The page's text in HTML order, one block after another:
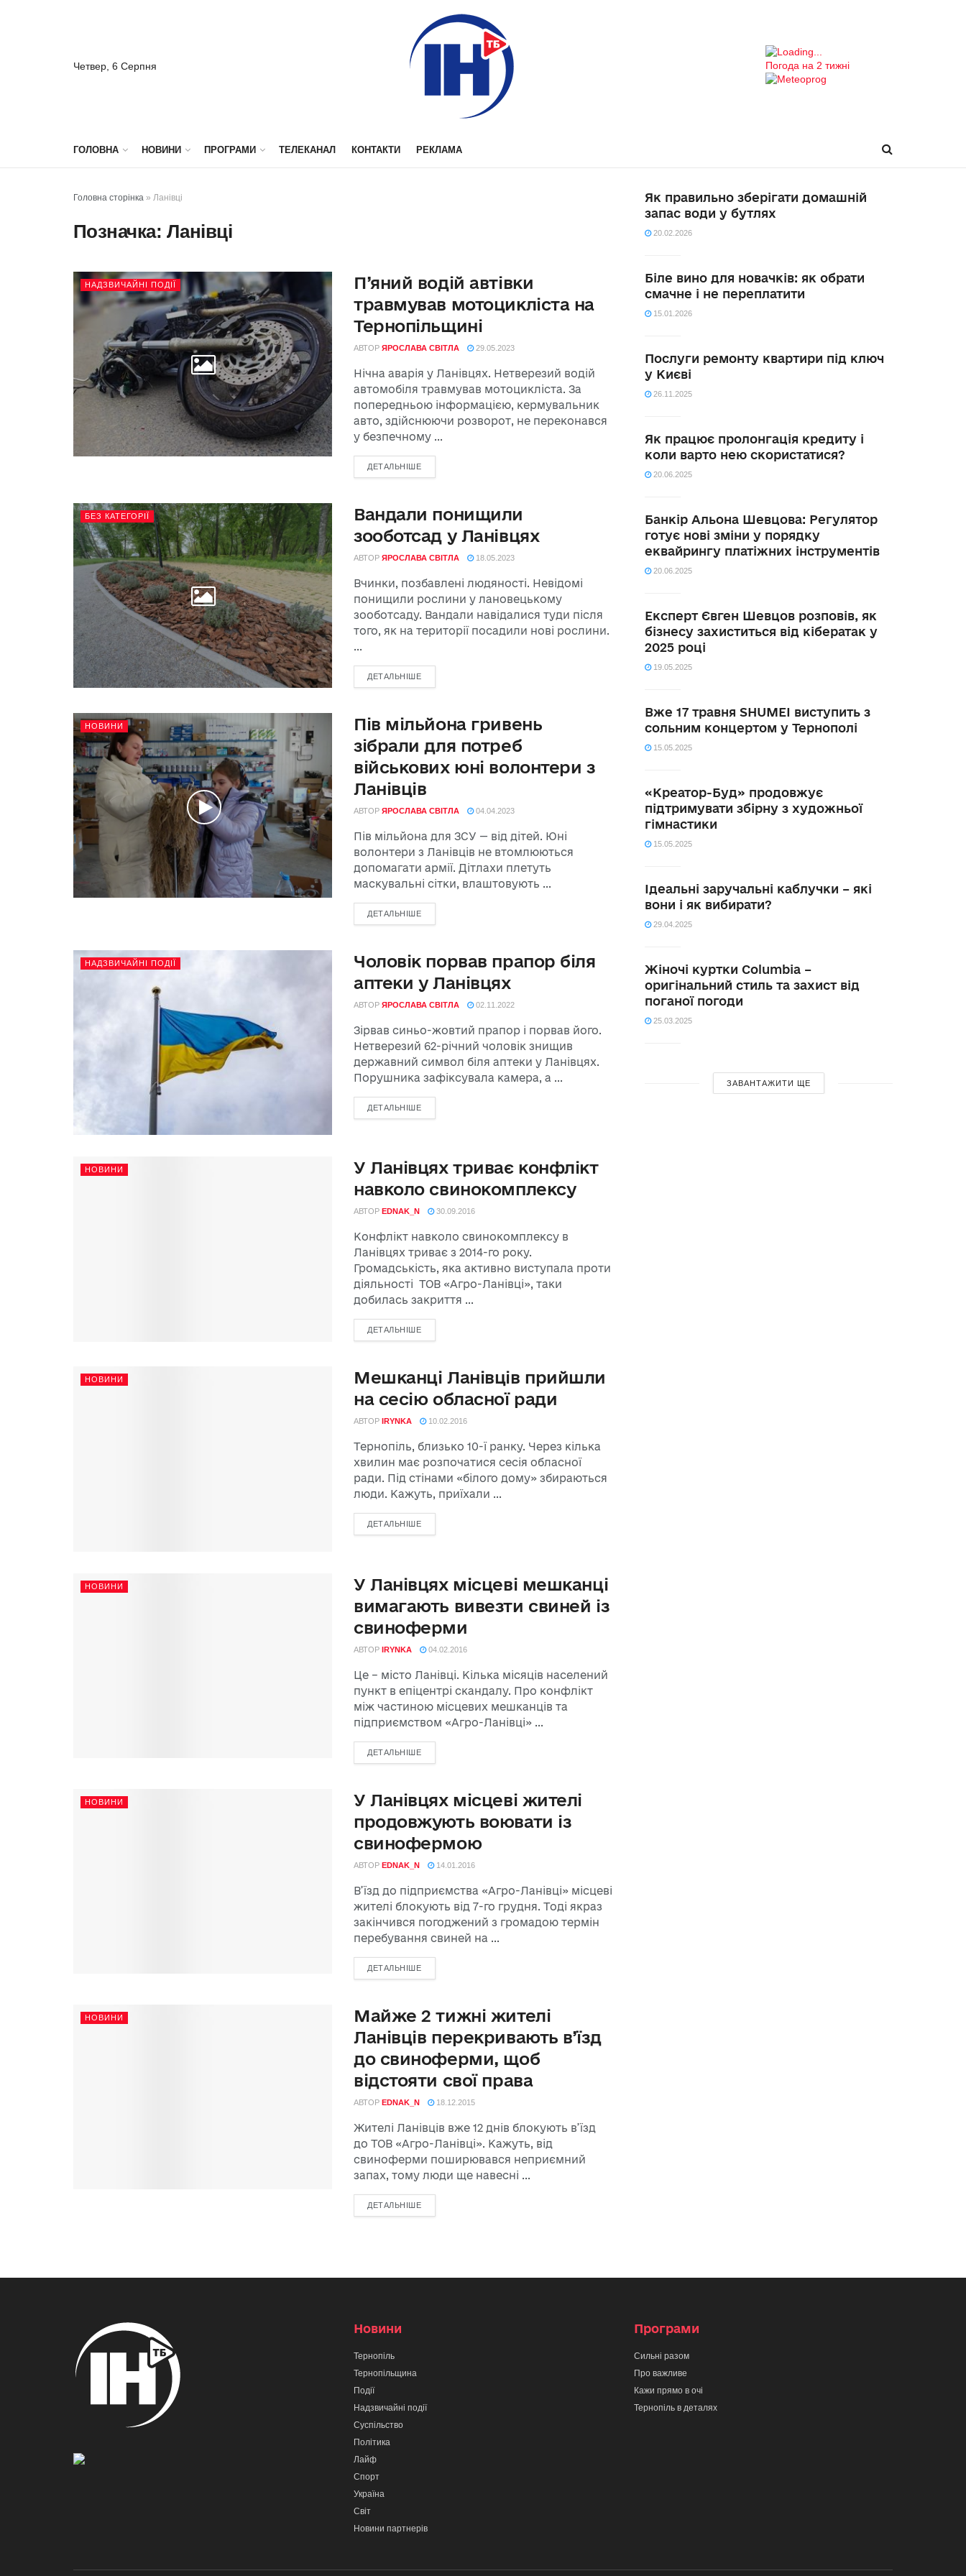
Четвер, 6 Серпня Погода на 2 тижні
ГОЛОВНА НОВИНИ ПРОГРАМИ ТЕЛЕКАНАЛ КОНТАКТИ РЕКЛАМА
Головна сторінка » Ланівці
Позначка: Ланівці
НАДЗВИЧАЙНІ ПОДІЇ
П’яний водій автівки
травмував мотоцикліста на
Тернопільщині
АВТОР ЯРОСЛАВА СВІТЛА 29.05.2023
Нічна аварія у Ланівцях. Нетверезий водій
автомобіля травмував мотоцикліста. За
попередньою інформацією, кермувальник
авто, здійснюючи розворот, не переконався
у безпечному ...
ДЕТАЛЬНІШЕ
БЕЗ КАТЕГОРІЇ
Вандали понищили
зооботсад у Ланівцях
АВТОР ЯРОСЛАВА СВІТЛА 18.05.2023
Вчинки, позбавлені людяності. Невідомі
понищили рослини у лановецькому
зооботсаду. Вандали навідалися туди після
того, як на території посадили нові рослини.
...
ДЕТАЛЬНІШЕ
НОВИНИ
Пів мільйона гривень
зібрали для потреб
військових юні волонтери з
Ланівців
АВТОР ЯРОСЛАВА СВІТЛА 04.04.2023
Пів мільйона для ЗСУ — від дітей. Юні
волонтери з Ланівців не втомлюються
допомагати армії. Дітлахи плетуть
маскувальні сітки, влаштовують ...
ДЕТАЛЬНІШЕ
НАДЗВИЧАЙНІ ПОДІЇ
Чоловік порвав прапор біля
аптеки у Ланівцях
АВТОР ЯРОСЛАВА СВІТЛА 02.11.2022
Зірвав синьо-жовтий прапор і порвав його.
Нетверезий 62-річний чоловік знищив
державний символ біля аптеки у Ланівцях.
Порушника зафіксувала камера, а ...
ДЕТАЛЬНІШЕ
НОВИНИ
У Ланівцях триває конфлікт
навколо свинокомплексу
АВТОР EDNAK_N 30.09.2016
Конфлікт навколо свинокомплексу в
Ланівцях триває з 2014-го року.
Громадськість, яка активно виступала проти
діяльності ТОВ «Агро-Ланівці», таки
добилась закриття ...
ДЕТАЛЬНІШЕ
НОВИНИ
Мешканці Ланівців прийшли
на сесію обласної ради
АВТОР IRYNKA 10.02.2016
Тернопіль, близько 10-ї ранку. Через кілька
хвилин має розпочатися сесія обласної
ради. Під стінами «білого дому» збираються
люди. Кажуть, приїхали ...
ДЕТАЛЬНІШЕ
НОВИНИ
У Ланівцях місцеві мешканці
вимагають вивезти свиней із
свиноферми
АВТОР IRYNKA 04.02.2016
Це – місто Ланівці. Кілька місяців населений
пункт в епіцентрі скандалу. Про конфлікт
між частиною місцевих мешканців та
підприємством «Агро-Ланівці» ...
ДЕТАЛЬНІШЕ
НОВИНИ
У Ланівцях місцеві жителі
продовжують воювати із
свинофермою
АВТОР EDNAK_N 14.01.2016
В’їзд до підприємства «Агро-Ланівці» місцеві
жителі блокують від 7-го грудня. Тоді якраз
закінчився погоджений з громадою термін
перебування свиней на ...
ДЕТАЛЬНІШЕ
НОВИНИ
Майже 2 тижні жителі
Ланівців перекривають в’їзд
до свиноферми, щоб
відстояти свої права
АВТОР EDNAK_N 18.12.2015
Жителі Ланівців вже 12 днів блокують в’їзд
до ТОВ «Агро-Ланівці». Кажуть, від
свиноферми поширювався неприємний
запах, тому люди ще навесні ...
ДЕТАЛЬНІШЕ
Як правильно зберігати домашній
запас води у бутлях
20.02.2026
Біле вино для новачків: як обрати
смачне і не переплатити
15.01.2026
Послуги ремонту квартири під ключ
у Києві
26.11.2025
Як працює пролонгація кредиту і
коли варто нею скористатися?
20.06.2025
Банкір Альона Шевцова: Регулятор
готує нові зміни у порядку
еквайрингу платіжних інструментів
20.06.2025
Експерт Євген Шевцов розповів, як
бізнесу захиститься від кібератак у
2025 році
19.05.2025
Вже 17 травня SHUMEI виступить з
сольним концертом у Тернополі
15.05.2025
«Креатор-Буд» продовжує
підтримувати збірну з художньої
гімнастики
15.05.2025
Ідеальні заручальні каблучки – які
вони і як вибирати?
29.04.2025
Жіночі куртки Columbia –
оригінальний стиль та захист від
поганої погоди
25.03.2025
ЗАВАНТАЖИТИ ЩЕ
Новини
Тернопіль
Тернопільщина
Події
Надзвичайні події
Суспільство
Політика
Лайф
Спорт
Україна
Світ
Новини партнерів
Програми
Сильні разом
Про важливе
Кажи прямо в очі
Тернопіль в деталях